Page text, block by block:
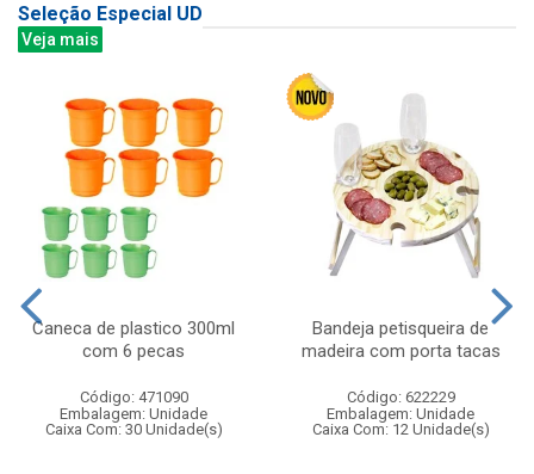
Seleção Especial UD
Veja mais
Caneca de plastico 300ml
com 6 pecas
Código: 471090
Embalagem: Unidade
Caixa Com: 30 Unidade(s)
Bandeja petisqueira de
madeira com porta tacas
Código: 622229
Embalagem: Unidade
Caixa Com: 12 Unidade(s)